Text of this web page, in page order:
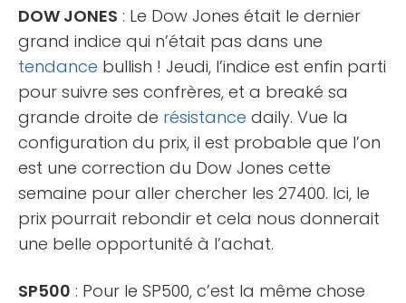
DOW JONES : Le Dow Jones était le dernier
grand indice qui n’était pas dans une
tendance bullish ! Jeudi, l’indice est enfin parti
pour suivre ses confrères, et a breaké sa
grande droite de résistance daily. Vue la
configuration du prix, il est probable que l’on
est une correction du Dow Jones cette
semaine pour aller chercher les 27400. Ici, le
prix pourrait rebondir et cela nous donnerait
une belle opportunité à l’achat.
SP500 : Pour le SP500, c’est la même chose